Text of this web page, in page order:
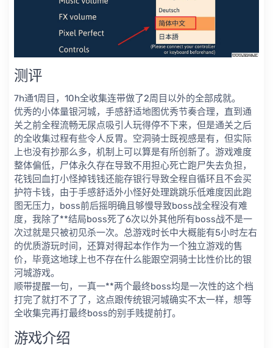
测评
7h通1周目，10h全收集连带做了2周目以外的全部成就。
优秀的小体量银河城，手感舒适地图优秀节奏合理，直到通
关之前全程流畅无尿点吸引人玩得停不下来，但是通关之后
的全收集过程有些令人反胃。空洞骑士既视感是有，但实际
上也没有抄那么多，机制上可以算是有所创新了。游戏难度
整体偏低，尸体永久存在导致不用担心死亡跑尸失去负担，
花钱回血打小怪掉钱钱还能存银行导致全程自循环且不会买
护符卡钱，由于手感舒适外小怪好处理跳跳乐低难度因此跑
图无压力，boss前后摇明确且够慢导致boss战全程没有难
度，我除了**结局boss死了6次以外其他所有boss战不是一
次过就是只被初见杀一次。总游戏时长中大概能有5小时左右
的优质游玩时间，还算对得起本作作为一个独立游戏的售
价，毕竟这地球上也不存在什么能跟空洞骑士比性价比的银
河城游戏。
顺带提醒一句，一真一**两个最终boss均是一次性的这个档
打完了就打不了了，这点跟传统银河城确实不太一样，想等
全收集完再打最终boss的别手贱提前打。
游戏介绍